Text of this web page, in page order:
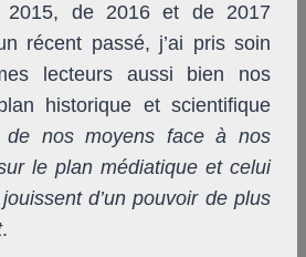
2015, de 2016 et de 2017
récent passé, j’ai pris soin
lecteurs aussi bien nos
historique et scientifique
de nos moyens face à nos
le plan médiatique et celui
d’un pouvoir de plus
.